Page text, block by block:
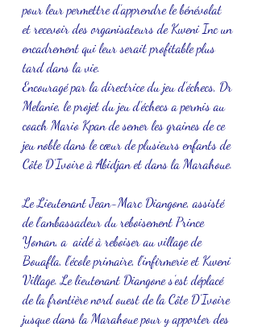
pour leur permettre d’apprendre le bénévolat
et recevoir des organisateurs de Kweni Inc un
encadrement qui leur serait profitable plus
tard dans la vie.
Encouragé par la directrice du jeu d’échecs, Dr
Melanie, le projet du jeu d’échecs a permis au
coach Mario Kpan de semer les graines de ce
jeu noble dans le cœur de plusieurs enfants de
Côte D’Ivoire à Abidjan et dans la Marahoue.
Le Lieutenant Jean-Marc Diangone, assisté
de l’ambassadeur du reboisement Prince
Yoman, a  aidé à reboiser au village de
Bouafla, l’école primaire, l’infirmerie et Kweni
Village. Le lieutenant Diangone s’est déplacé
de la frontière nord ouest de la Côte D’Ivoire
jusque dans la Marahoue pour y apporter des